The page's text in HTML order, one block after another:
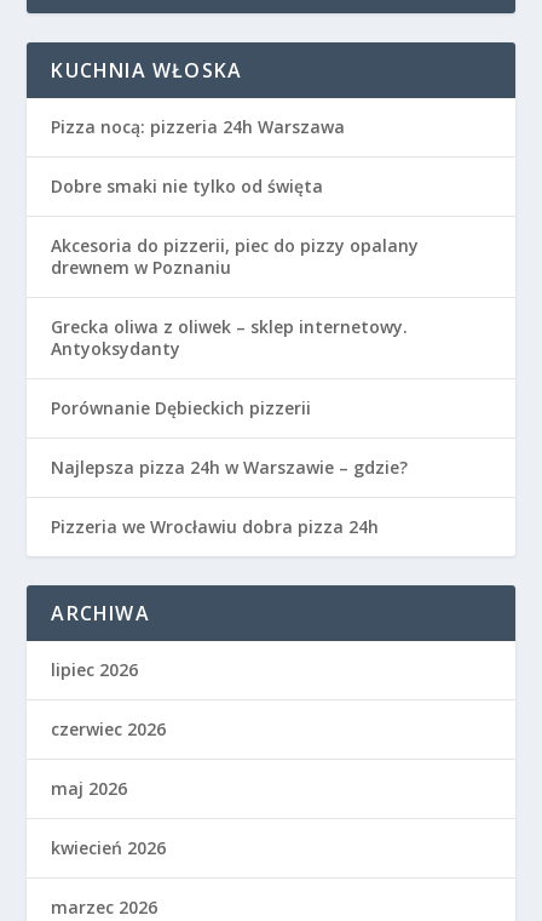
KUCHNIA WŁOSKA
Pizza nocą: pizzeria 24h Warszawa
Dobre smaki nie tylko od święta
Akcesoria do pizzerii, piec do pizzy opalany
drewnem w Poznaniu
Grecka oliwa z oliwek – sklep internetowy.
Antyoksydanty
Porównanie Dębieckich pizzerii
Najlepsza pizza 24h w Warszawie – gdzie?
Pizzeria we Wrocławiu dobra pizza 24h
ARCHIWA
lipiec 2026
czerwiec 2026
maj 2026
kwiecień 2026
marzec 2026